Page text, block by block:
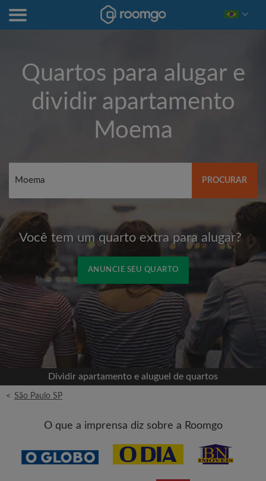
Quartos para alugar e
dividir apartamento
Moema
PROCURAR
Você tem um quarto extra para alugar?
ANUNCIE SEU QUARTO
Cadastrar-se com o Facebook
Jamais publicaremos na sua linha do tempo sem
sua permissão
OU
Dividir apartamento e aluguel de quartos
< São Paulo SP
O que a imprensa diz sobre a Roomgo